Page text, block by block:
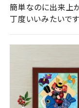
簡単なのに出来上
丁度いいみたいです